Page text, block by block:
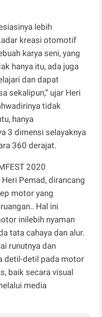
lebih
kreasi otomotif
karya seni, yang
hanya itu, ada juga
dan dapat
sekalipun,” ujar Heri
tidak
hanya
3 dimensi selayaknya
360 derajat.
2020
Heri Pemad, dirancang
motor yang
Hal ini
inilebih nyaman
tata cahaya dan alur.
runutnya dan
detil-detil pada motor
baik secara visual
media